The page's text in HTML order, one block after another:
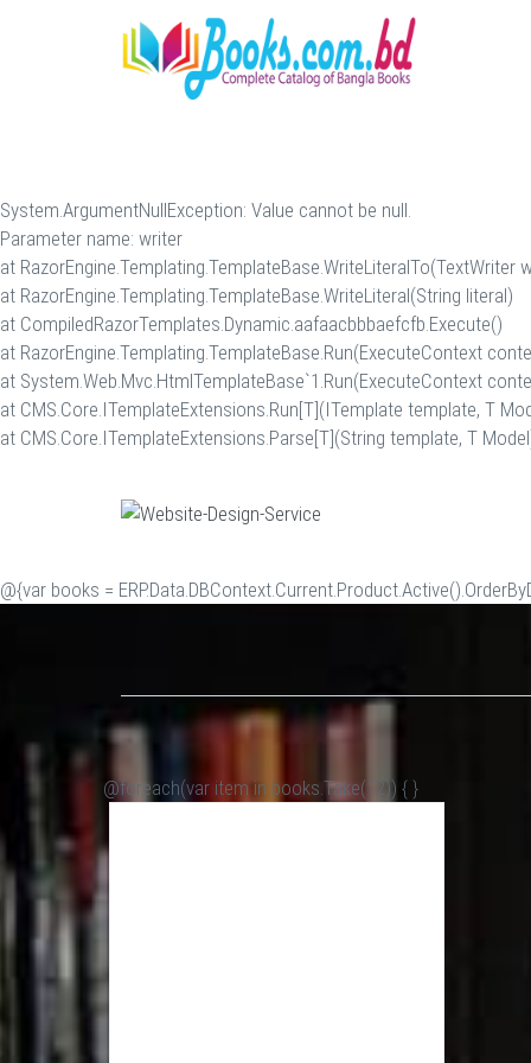
System.ArgumentNullException: Value cannot be null.
Parameter name: writer
at RazorEngine.Templating.TemplateBase.WriteLiteralTo(TextWriter
at RazorEngine.Templating.TemplateBase.WriteLiteral(String literal)
at CompiledRazorTemplates.Dynamic.aafaacbbbaefcfb.Execute()
at RazorEngine.Templating.TemplateBase.Run(ExecuteContext
at System.Web.Mvc.HtmlTemplateBase`1.Run(ExecuteContext
at CMS.Core.ITemplateExtensions.Run[T](ITemplate template, T
at CMS.Core.ITemplateExtensions.Parse[T](String template, T
@{var books =
@foreach(var item in books.Take(12)) { }